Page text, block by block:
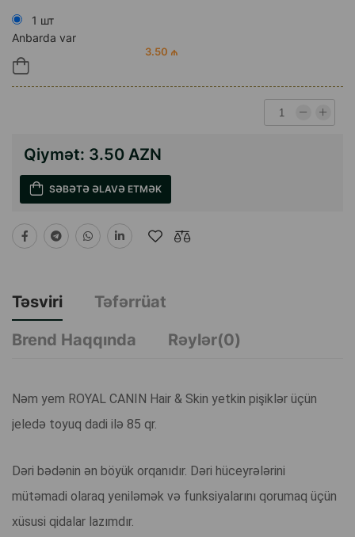
1 шт
Anbarda var
3.50 ₼
Qiymət: 3.50 AZN
SƏBƏTƏ ƏLAVƏ ETMƏK
Təsviri
Təfərrüat
Brend Haqqında
Rəylər(0)
Nəm yem ROYAL CANIN Hair & Skin yetkin pişiklər üçün
jeledə toyuq dadi ilə 85 qr.
Dəri bədənin ən böyük orqanıdır. Dəri hüceyrələrini
mütəmadi olaraq yeniləmək və funksiyalarını qorumaq üçün
xüsusi qidalar lazımdır.